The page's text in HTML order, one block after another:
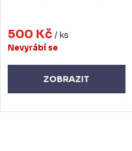
500 Kč / ks
Nevyrábí se
ZOBRAZIT